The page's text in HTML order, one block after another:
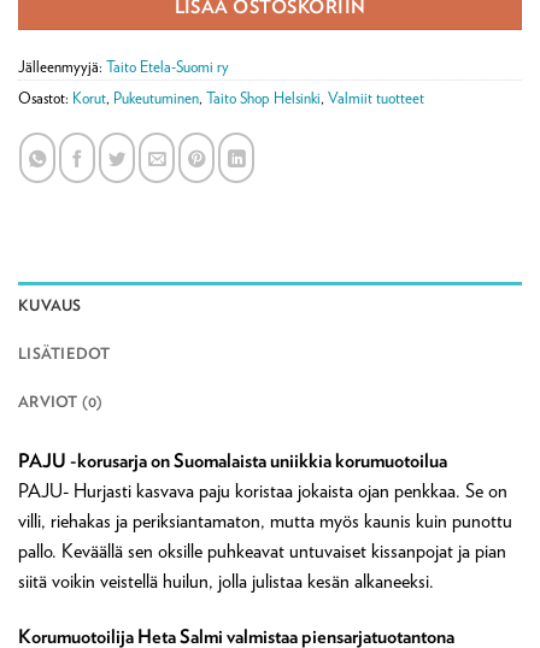
LISÄÄ OSTOSKORIIN
Jälleenmyyjä: Taito Etela-Suomi ry
Osastot: Korut, Pukeutuminen, Taito Shop Helsinki, Valmiit tuotteet
KUVAUS
LISÄTIEDOT
ARVIOT (0)
PAJU -korusarja on Suomalaista uniikkia korumuotoilua
PAJU- Hurjasti kasvava paju koristaa jokaista ojan penkkaa. Se on
villi, riehakas ja periksiantamaton, mutta myös kaunis kuin punottu
pallo. Keväällä sen oksille puhkeavat untuvaiset kissanpojat ja pian
siitä voikin veistellä huilun, jolla julistaa kesän alkaneeksi.
Korumuotoilija Heta Salmi valmistaa piensarjatuotantona